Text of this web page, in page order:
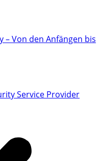
– Von den Anfängen bis
Service Provider